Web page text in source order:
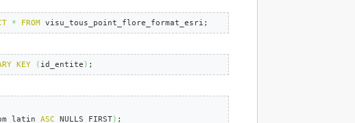
* FROM visu_tous_point_flore_format_esri;
KEY ( id_entite ) ;
ASC NULLS FIRST)